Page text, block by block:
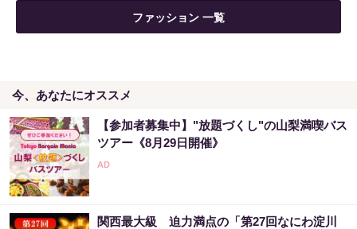
ファッション 一覧
今、あなたにオススメ
【参加者募集中】"放題づくし"の山梨満喫バス
ツアー《8月29日開催》
関西最大級 迫力満点の「第27回なにわ淀川